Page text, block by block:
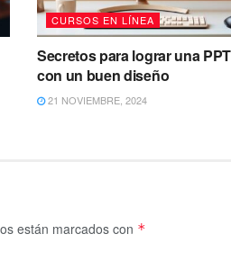
CURSOS EN LÍNEA
Secretos para lograr una PPT
con un buen diseño
21 NOVIEMBRE, 2024
están marcados con *